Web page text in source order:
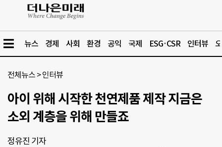
뉴스 경제 사회 환경 공익 국제 ESG·CSR 인터뷰
전체뉴스 >인터뷰
아이 위해 시작한 천연제품 제작 지금은
소외 계층을 위해 만들죠
정유진 기자